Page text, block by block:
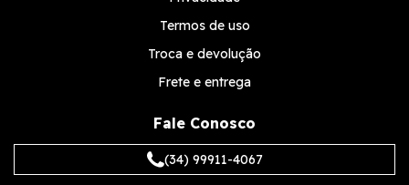
Termos de uso
Troca e devolução
Frete e entrega
Fale Conosco
(34) 99911-4067